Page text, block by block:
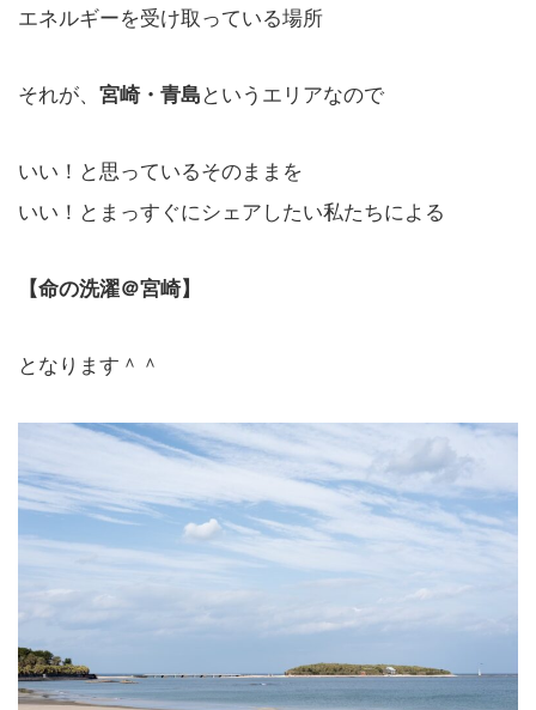
エネルギーを受け取っている場所
それが、 宮崎・青島 というエリアなので
いい！と思っているそのままを
いい！とまっすぐにシェアしたい私たちによる
【命の洗濯＠宮崎】
となります＾＾